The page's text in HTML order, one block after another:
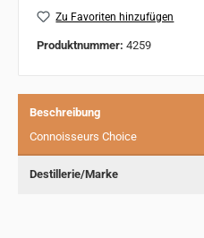
Zu Favoriten hinzufügen
Produktnummer: 4259
Beschreibung
Connoisseurs Choice
Destillerie/Marke